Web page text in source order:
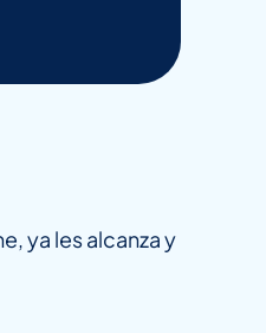
ya les alcanza y